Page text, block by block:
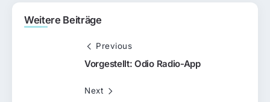
Weitere Beiträge
Previous
Vorgestellt: Odio Radio-App
Next